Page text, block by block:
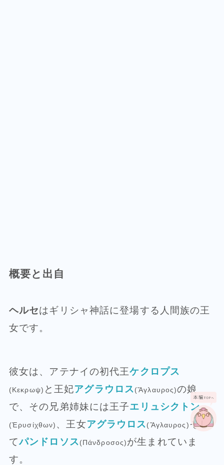
概要と出自
ヘルセはギリシャ神話に登場する人間族の王
女です。
彼女は、アテナイの初代王ケクロプス
(Κεκρωψ) と王妃アグラウロス(Ἄγλαυρος)の娘
で、その兄弟姉妹には王子エリュシクトン
(Ἐρυσίχθων) 、王女アグラウロス(Ἄγλαυρος)そし
てパンドロソス(Πάνδροσος)が生まれていま
す。